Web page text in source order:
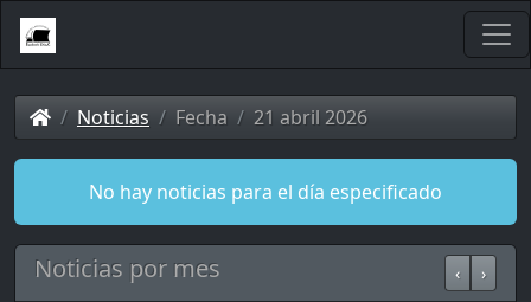
Noticias Fecha 21 abril 2026
No hay noticias para el día especificado
Noticias por mes ‹ ›